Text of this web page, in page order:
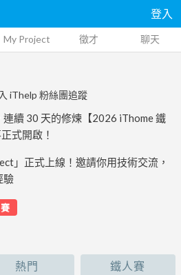
登入
My Project 徵才 聊天
iThelp 粉絲團追蹤
續 30 天的修煉【2026 iThome 鐵
式開啟！
」正式上線！邀請你用技術交流，
驗
熱門 鐵人賽